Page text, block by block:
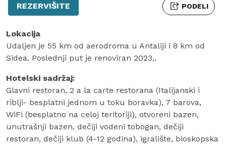
REZERVIŠITE PODELI
Lokacija
Udaljen je 55 km od aerodroma u Antaliji i 8 km od
Sidea. Poslednji put je renoviran 2023,.
Hotelski sadržaj:
Glavni restoran, 2 a la carte restorana (Italijanski i
riblji- besplatni jednom u toku boravka), 7 barova,
WiFi (besplatno na celoj teritoriji), otvoreni bazen,
unutrašnji bazen, dečiji vodeni tobogan, dečiji
restoran, dečiji klub (4-12 godina), igralište, bioskopska